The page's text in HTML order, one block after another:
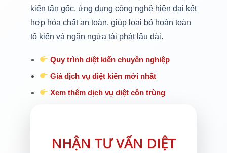
kiến tận gốc, ứng dụng công nghệ hiện đại kết
hợp hóa chất an toàn, giúp loại bỏ hoàn toàn
tổ kiến và ngăn ngừa tái phát lâu dài.
Quy trình diệt kiến chuyên nghiệp
Giá dịch vụ diệt kiến mới nhất
Xem thêm dịch vụ diệt côn trùng
NHẬN TƯ VẤN DIỆT